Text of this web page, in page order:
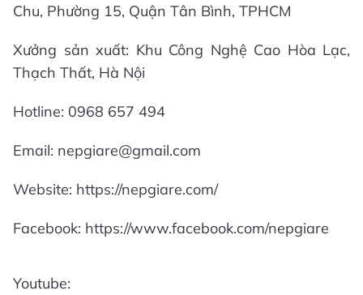
Chu, Phường 15, Quận Tân Bình, TPHCM
Xưởng sản xuất: Khu Công Nghệ Cao Hòa Lạc,
Thạch Thất, Hà Nội
Hotline: 0968 657 494
Email: nepgiare@gmail.com
Website: https://nepgiare.com/
Facebook: https://www.facebook.com/nepgiare
Youtube: